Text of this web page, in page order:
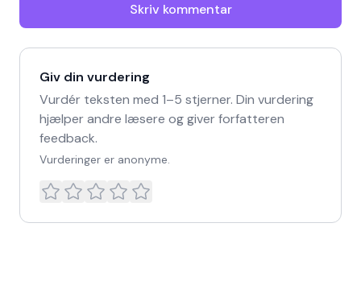
Skriv kommentar
Giv din vurdering
Vurdér teksten med 1–5 stjerner. Din vurdering
hjælper andre læsere og giver forfatteren
feedback.
Vurderinger er anonyme.